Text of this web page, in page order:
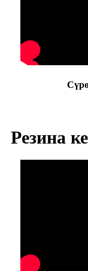
Резина